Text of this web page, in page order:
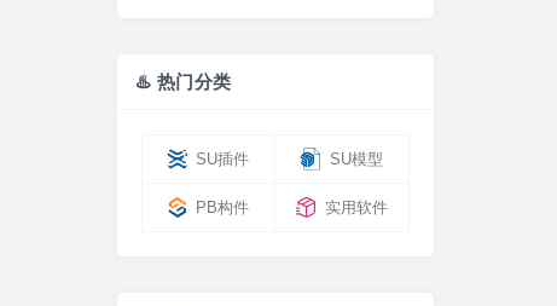
♨️ 热门分类
SU插件 SU模型
PB构件 实用软件